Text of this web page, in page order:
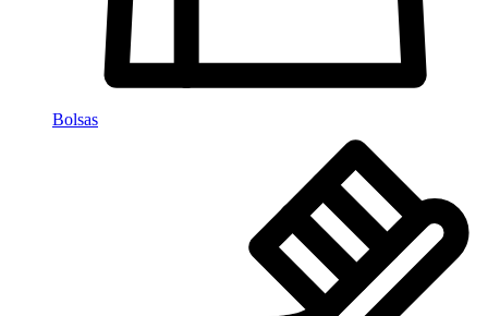
Bolsas